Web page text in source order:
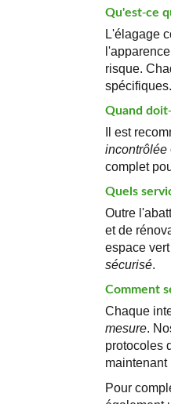
Qu'est-ce
L'élagage
risque.
spécifiques.
Quand
Il est
incontrôlée
complet
Quels
Outre
et de
espace
sécurisé.
Comment
Chaque
mesure.
protocoles
maintenant
Pour